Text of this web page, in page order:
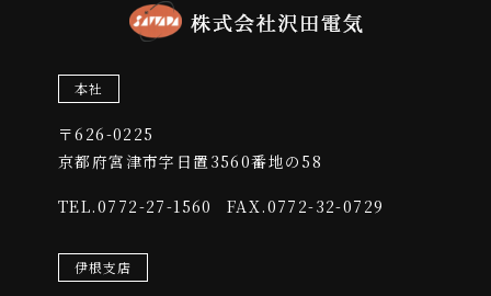
本社
〒626-0225
​​​​​​​京都府宮津市字日置3560番地の58
TEL.0772-27-1560 FAX.0772-32-0729
伊根支店